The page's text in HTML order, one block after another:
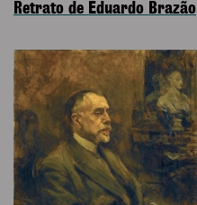
Retrato de Eduardo Brazão